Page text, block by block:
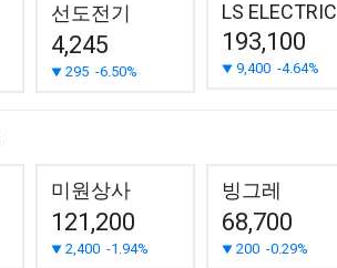
선도전기
4,245
295 -6.50%
LS ELECTRIC
193,100
9,400 -4.64%
미원상사
121,200
2,400 -1.94%
빙그레
68,700
200 -0.29%